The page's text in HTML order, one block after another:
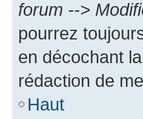
forum -->
pourrez
en décochant
rédaction de
Haut